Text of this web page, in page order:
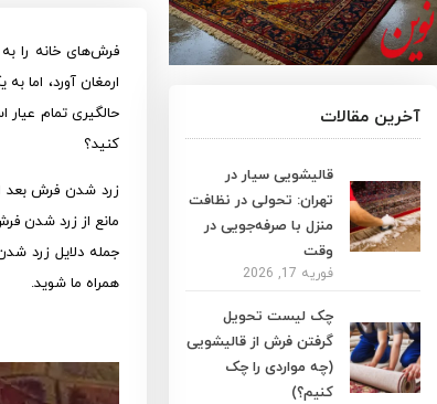
آخرین مقالات
قالیشویی سیار در
تهران: تحولی در نظافت
منزل با صرفه‌جویی در
وقت
فوریه 17, 2026
چک لیست تحویل
گرفتن فرش از قالیشویی
(چه مواردی را چک
کنیم؟)
فرش‌های خانه را
ارمغان آورد،
حالگیری تمام
کنید؟
زرد شدن فرش بعد
مانع از زرد شدن
جمله دلایل زرد
همراه ما شوید.